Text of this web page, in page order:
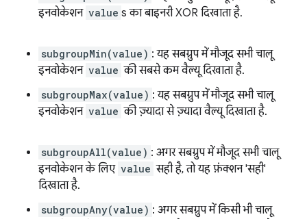
इनवोकेशन value s का बाइनरी XOR दिखाता है.
subgroupMin(value) : यह सबग्रुप में मौजूद सभी चालू
इनवोकेशन value की सबसे कम वैल्यू दिखाता है.
subgroupMax(value) : यह सबग्रुप में मौजूद सभी चालू
इनवोकेशन value की ज़्यादा से ज़्यादा वैल्यू दिखाता है.
subgroupAll(value) : अगर सबग्रुप में मौजूद सभी चालू
इनवोकेशन के लिए value सही है, तो यह फ़ंक्शन 'सही'
दिखाता है.
subgroupAny(value) : अगर सबग्रुप में किसी भी चालू